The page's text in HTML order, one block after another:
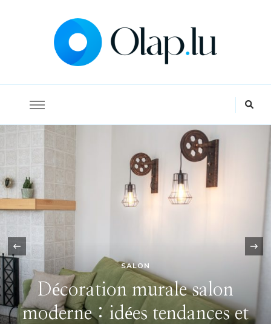
Aménager une terrasse
extérieure : conseils pour un
espace à la fois convivial et